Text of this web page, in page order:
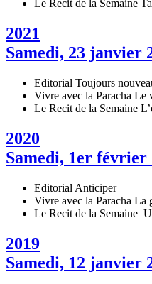
Le Recit de la Semaine
2021
Samedi, 23 janvier
Editorial Toujours
Vivre avec la Paracha Le
Le Recit de la Semaine
2020
Samedi, 1er février
Editorial Anticiper
Vivre avec la Paracha La
Le Recit de la Semaine
2019
Samedi, 12 janvier